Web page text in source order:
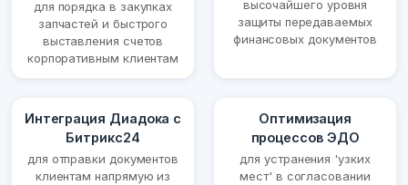
для порядка в закупках
запчастей и быстрого
выставления счетов
корпоративным клиентам
высочайшего уровня
защиты передаваемых
финансовых документов
Интеграция Диадока с
Битрикс24
для отправки документов
клиентам напрямую из
Оптимизация
процессов ЭДО
для устранения 'узких
мест' в согласовании